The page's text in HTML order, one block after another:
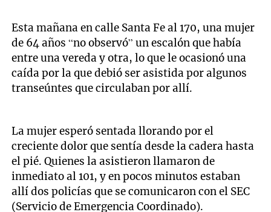
Esta mañana en calle Santa Fe al 170, una mujer
de 64 años “no observó” un escalón que había
entre una vereda y otra, lo que le ocasionó una
caída por la que debió ser asistida por algunos
transeúntes que circulaban por allí.
La mujer esperó sentada llorando por el
creciente dolor que sentía desde la cadera hasta
el pié. Quienes la asistieron llamaron de
inmediato al 101, y en pocos minutos estaban
allí dos policías que se comunicaron con el SEC
(Servicio de Emergencia Coordinado).